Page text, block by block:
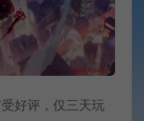
好评，仅三天玩